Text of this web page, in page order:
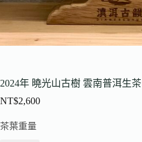
2024年 曉光山古樹 雲南普洱生茶
NT$2,600
茶葉重量